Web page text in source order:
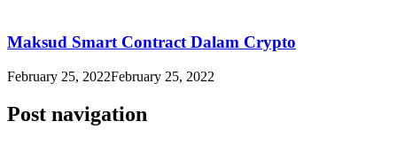
Maksud Smart Contract Dalam Crypto
February 25, 2022February 25, 2022
Post navigation